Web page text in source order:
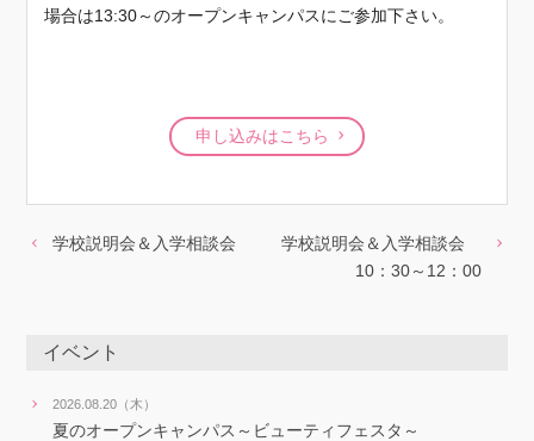
場合は13:30～のオープンキャンパスにご参加下さい。
申し込みはこちら
学校説明会＆入学相談会
学校説明会＆入学相談会
10：30～12：00
イベント
2026.08.20（木）
夏のオープンキャンパス～ビューティフェスタ～